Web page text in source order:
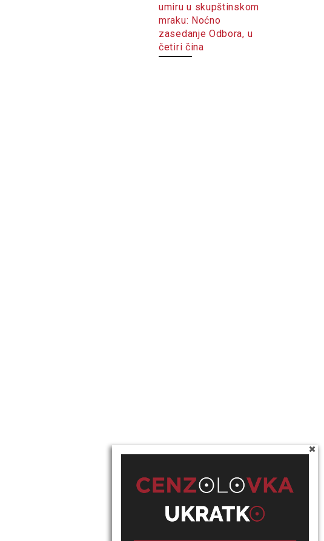
umiru u skupštinskom
mraku: Noćno
zasedanje Odbora, u
četiri čina